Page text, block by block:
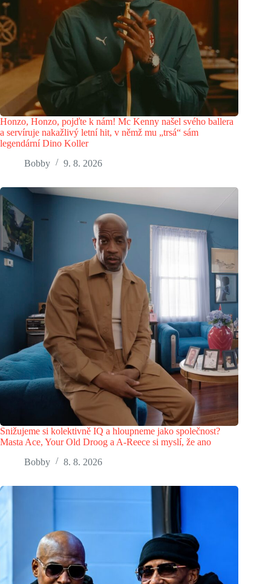
Honzo, Honzo, pojďte k nám! Mc Kenny našel svého ballera
a servíruje nakažlivý letní hit, v němž mu „trsá“ sám
legendární Dino Koller
Bobby
9. 8. 2026
Snižujeme si kolektivně IQ a hloupneme jako společnost?
Masta Ace, Your Old Droog a A-Reece si myslí, že ano
Bobby
8. 8. 2026